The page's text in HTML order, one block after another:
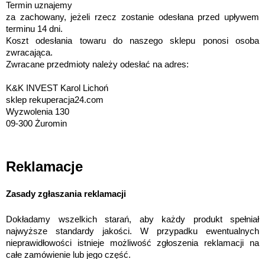
Termin uznajemy
za zachowany, jeżeli rzecz zostanie odesłana przed upływem
terminu 14 dni.
Koszt odesłania towaru do naszego sklepu ponosi osoba
zwracająca.
Zwracane przedmioty należy odesłać na adres:
K&K INVEST Karol Lichoń
sklep rekuperacja24.com
Wyzwolenia 130
09-300 Żuromin
Reklamacje
Zasady zgłaszania reklamacji
Dokładamy wszelkich starań, aby każdy produkt spełniał
najwyższe standardy jakości. W przypadku ewentualnych
nieprawidłowości istnieje możliwość zgłoszenia reklamacji na
całe zamówienie lub jego część.